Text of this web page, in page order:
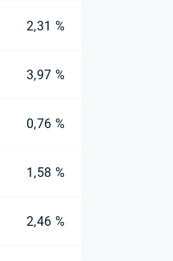
2,31 %
3,97 %
0,76 %
1,58 %
2,46 %